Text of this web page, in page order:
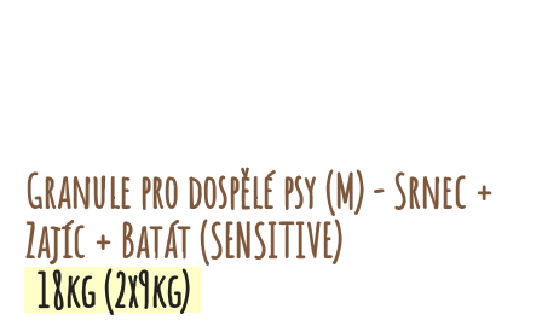
Granule pro dospělé psy (M) - Srnec +
Zajíc + Batát (SENSITIVE)
18kg (2x9kg)
e
m
e